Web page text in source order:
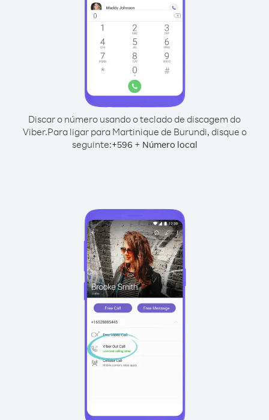
Discar o número usando o teclado de discagem do
Viber.Para ligar para Martinique de Burundi, disque o
seguinte:+596 + Número local